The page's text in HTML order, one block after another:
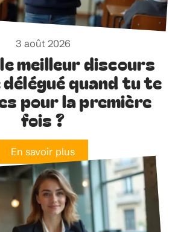
3 août 2026
meilleur discours
quand tu te
pour la première
fois ?
En savoir plus